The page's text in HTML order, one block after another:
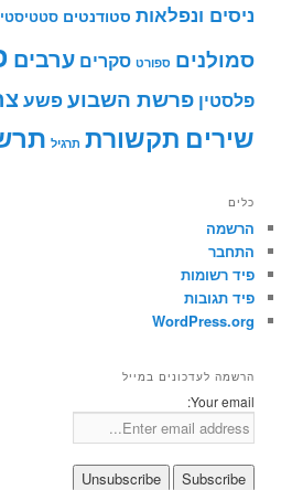
ניסים ונפלאות סטודנטים
סמולנים ספורט סקרים ערבים
פלסטין פרשת השבועפשע
שירים תקשורת תרגיל
כלים
הרשמה
התחבר
פיד רשומות
פיד תגובות
WordPress.org
הרשמה לעדכונים במייל
Your email: